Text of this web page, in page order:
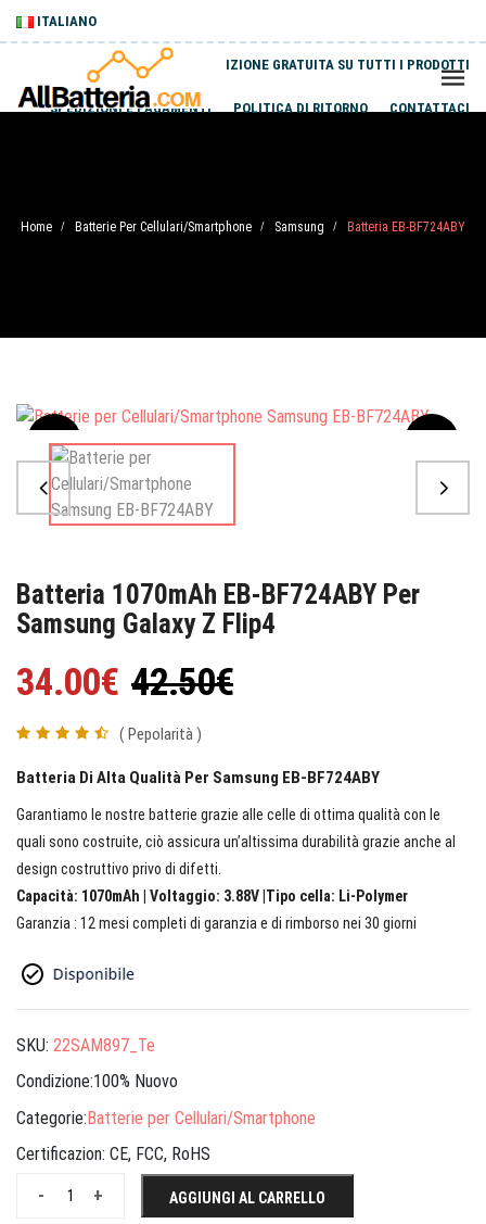
ITALIANO
SPEDIZIONE GRATUITA SU TUTTI I PRODOTTI
SPEDIZIONI E PAGAMENTI POLITICA DI RITORNO CONTATTACI
Home / Batterie Per Cellulari/Smartphone / Samsung / Batteria EB-BF724ABY
Sale
Batteria 1070mAh EB-BF724ABY Per
Samsung Galaxy Z Flip4
34.00€ 42.50€
( Pepolarità )
Batteria Di Alta Qualità Per Samsung EB-BF724ABY
Garantiamo le nostre batterie grazie alle celle di ottima qualità con le
quali sono costruite, ciò assicura un’altissima durabilità grazie anche al
design costruttivo privo di difetti.
Capacità: 1070mAh | Voltaggio: 3.88V |Tipo cella: Li-Polymer
Garanzia : 12 mesi completi di garanzia e di rimborso nei 30 giorni
SKU: 22SAM897_Te
Condizione:100% Nuovo
Categorie:Batterie per Cellulari/Smartphone
Certificazion: CE, FCC, RoHS
+
- AGGIUNGI AL CARRELLO